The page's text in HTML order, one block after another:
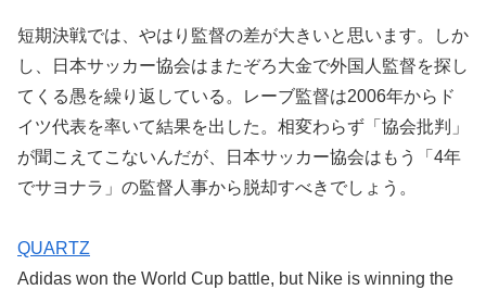
短期決戦では、やはり監督の差が大きいと思います。しか
し、日本サッカー協会はまたぞろ大金で外国人監督を探し
てくる愚を繰り返している。レーブ監督は2006年からド
イツ代表を率いて結果を出した。相変わらず「協会批判」
が聞こえてこないんだが、日本サッカー協会はもう「4年
でサヨナラ」の監督人事から脱却すべきでしょう。
QUARTZ
Adidas won the World Cup battle, but Nike is winning the